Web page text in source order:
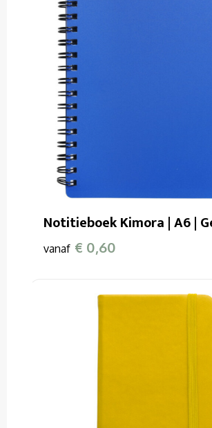
Notitieboek Kimora | A6 |
vanaf € 0,60